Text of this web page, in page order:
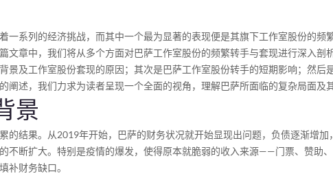
一系列的经济挑战，而其中一个最为显著的表现便是其旗下工作室股份的
文章中，我们将从多个方面对巴萨工作室股份的频繁转手与套现进行深入
景及工作室股份套现的原因；其次是巴萨工作室股份转手的短期影响；然
述，我们力求为读者呈现一个全面的视角，理解巴萨所面临的复杂局面及
景
的结果。从2019年开始，巴萨的财务状况就开始显现出问题，负债逐渐增
不断扩大。特别是疫情的爆发，使得原本就脆弱的收入来源——门票、赞
补财务缺口。